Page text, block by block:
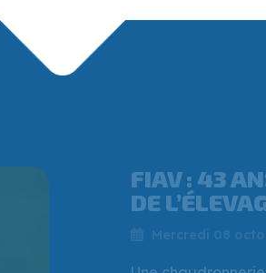
QUI EST
PATRON